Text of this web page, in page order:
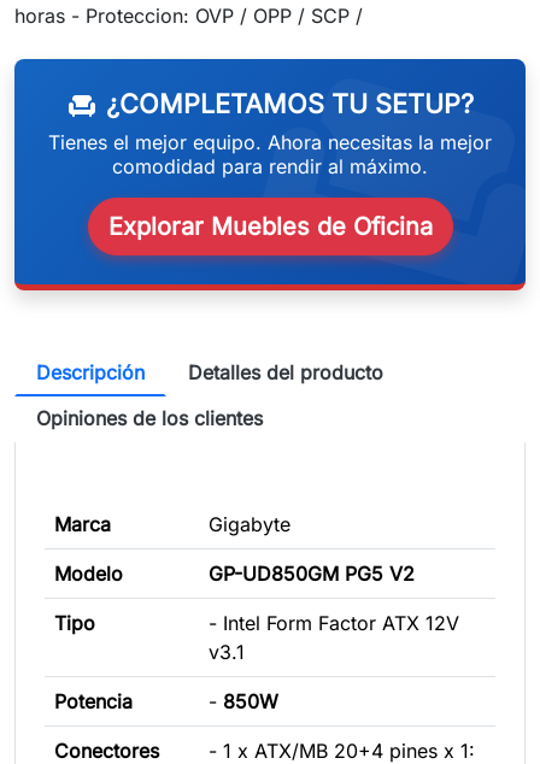
horas - Proteccion: OVP / OPP / SCP /
chair ¿COMPLETAMOS TU SETUP?
Tienes el mejor equipo. Ahora necesitas la mejor
comodidad para rendir al máximo.
Explorar Muebles de Oficina
Descripción
Detalles del producto
Opiniones de los clientes
Marca Gigabyte
Modelo GP-UD850GM PG5 V2
Tipo
- Intel Form Factor ATX 12V
v3.1
Potencia - 850W
Conectores
- 1 x ATX/MB 20+4 pines x 1: